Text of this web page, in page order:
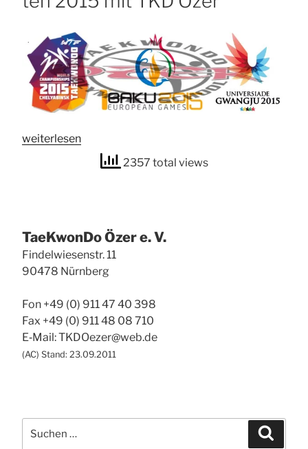
„Inter­
ter­
schaf­
ten
mit
TKD
Özer“
wei­ter­le­sen
2357 total views
Tae­Kwon­Do Özer e. V.
Fin­del­wie­sen­str. 11
90478 Nürn­berg
Fon +49 (0) 911 47 40 398
Fax +49 (0) 911 48 08 710
E‑Mail: TKDOezer@web.de
(AC) Stand: 23.09.2011
nach: